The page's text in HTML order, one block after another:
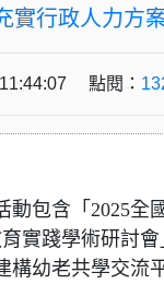
實行政人力方
點閱：
動包含「2025全
實踐學術研討
構幼老共學交流